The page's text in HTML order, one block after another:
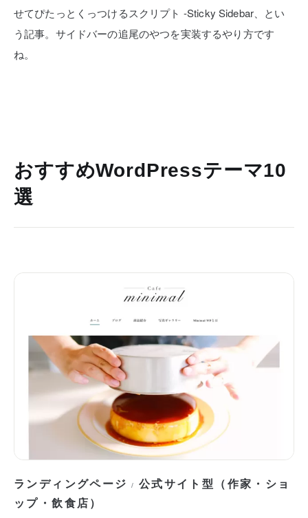
せてぴたっとくっつけるスクリプト -Sticky Sidebar、とい
う記事。サイドバーの追尾のやつを実装するやり方です
ね。
おすすめWordPressテーマ10
選
ランディングページ / 公式サイト型（作家・ショ
ップ・飲食店）